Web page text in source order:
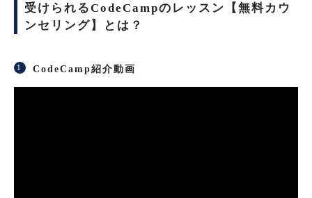
受けられるCodeCampのレッスン【無料カウ
ンセリング】とは？
CodeCamp紹介動画